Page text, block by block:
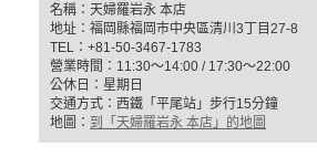
名稱：天婦羅岩永 本店
地址：福岡縣福岡市中央區清川3丁目27-8
TEL：+81-50-3467-1783
營業時間：11:30〜14:00 / 17:30〜22:00
公休日：星期日
交通方式：西鐵「平尾站」步行15分鐘
地圖： 到「天婦羅岩永 本店」的地圖